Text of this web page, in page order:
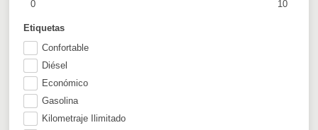
Etiquetas
Confortable
Diésel
Económico
Gasolina
Kilometraje Ilimitado
0 10